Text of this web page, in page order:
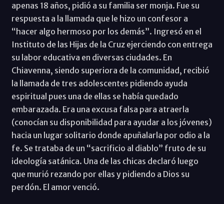
apenas 18 años, pidió a su familia ser monja. Fue su
respuesta a la llamada que le hizo un confesor a
“hacer algo hermoso por los demás”. Ingresó en el
Instituto de las Hijas de la Cruz ejerciendo con entrega
su labor educativa en diversas ciudades. En
Chiavenna, siendo superiora de la comunidad, recibió
la llamada de tres adolescentes pidiendo ayuda
espiritual pues una de ellas se había quedado
embarazada. Era una excusa falsa para atraerla
(conocían su disponibilidad para ayudar a los jóvenes)
hacia un lugar solitario donde apuñalarla por odio a la
fe. Se trataba de un “sacrificio al diablo” fruto de su
ideología satánica. Una de las chicas declaró luego
que murió rezando por ellas y pidiendo a Dios su
perdón. El amor venció.